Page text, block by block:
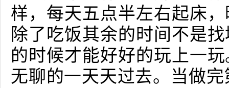
样，每天五点半左右起床
除了吃饭其余的时间不是
的时候才能好好的玩上一
无聊的一天天过去。当做